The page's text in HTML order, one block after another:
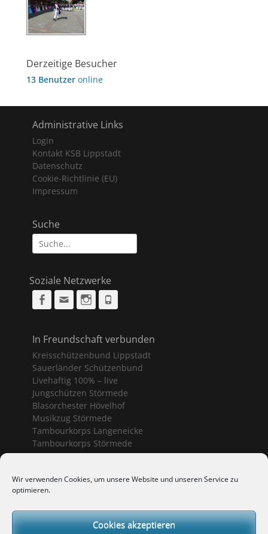
Wir verwenden Cookies, um unsere Website und unseren Service zu
optimieren.
Cookies akzeptieren
Derzeitige Besucher
13 Benutzer online
Administrative Links
Login
Kontakt KSB Lippstadt
Datenschutz
Cookie-Richtlinie (EU)
Impressum
Suche
Suche
nach:
Soziale Netzwerke
Facebook
Email Instagram
In Freundschaft verbunden
Kreisschützenbund Lippstadt
Sauerländer Schützenbund
Livehaftig 100% – live
Jungschützen Störmede
Blasorchester Hövelhof
Musikzug Störmede
Tambourkorps Langeneicke
Tambourkorps Störmede
Schützenvereine Geseke
Bürgerschützenverein Geseke
Schützenbruderschaft Ermsinghausen
Schützenverein Langeneicke